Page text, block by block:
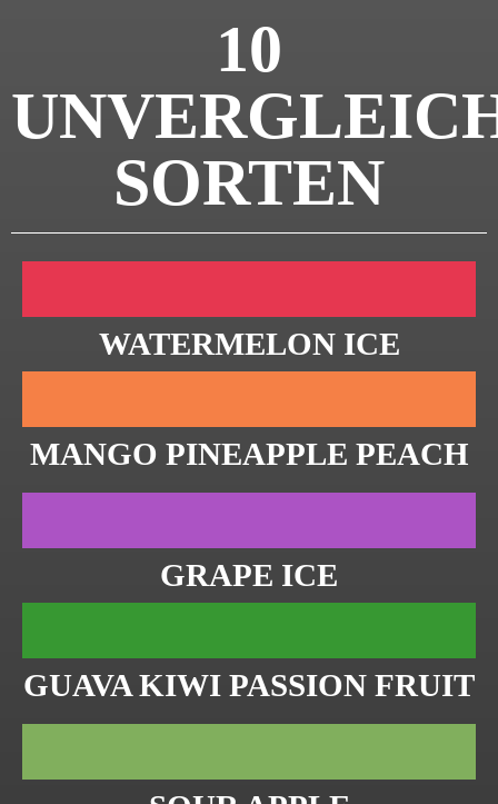
10
SORTEN
WATERMELON ICE
MANGO PINEAPPLE PEACH
GRAPE ICE
GUAVA KIWI PASSION FRUIT